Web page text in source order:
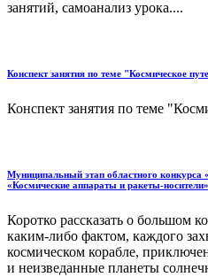
занятий, самоанализ урока....
Конспект занятия по теме "Космическое
Конспект занятия по теме
Муниципальный этап областного конкурса
«Космические аппараты и ракеты-
Коротко рассказать о большом
каким-либо фактом, каждого
космическом корабле,
и неизведанные планеты